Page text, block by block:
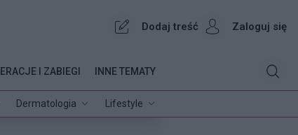
Dodaj treść Zaloguj się
Dermatologia Lifestyle
I ZABIEGI INNE TEMATY